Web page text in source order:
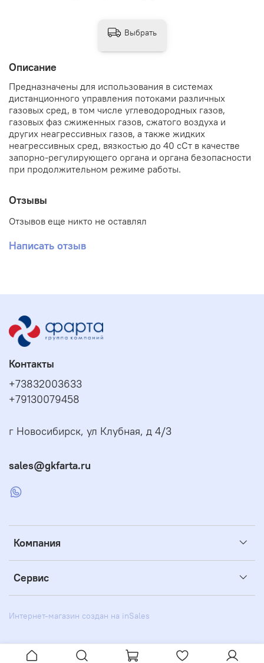
Описание
Предназначены для использования в системах
дистанционного управления потоками различных
газовых сред, в том числе углеводородных газов,
газовых фаз сжиженных газов, сжатого воздуха и
других неагрессивных газов, а также жидких
неагрессивных сред, вязкостью до 40 сСт в качестве
запорно-регулирующего органа и органа безопасности
при продолжительном режиме работы.
Отзывы
Отзывов еще никто не оставлял
Написать отзыв
Выбрать
Компания
Сервис
Контакты
+73832003633
+79130079458
г Новосибирск, ул Клубная, д 4/3
sales@gkfarta.ru
Интернет-магазин создан на inSales